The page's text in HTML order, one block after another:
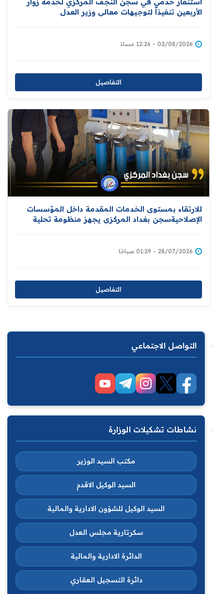
الأربعين تنفيذاً لتوجيهات معالي وزير العدل
02/08/2026 - 12:26 مساءً
التفاصيل
للارتقاء بمستوى الخدمات المقدمة داخل المؤسسات
الإصلاحيةسجن بغداد المركزي يجهز منظومة تحلية
28/07/2026 - 01:29 صباحًا
التفاصيل
التواصل الاجتماعي
نشاطات تشكيلات الوزارة
مكتب السيد الوزير
السيد الوكيل الاقدم
السيد الوكيل للشؤون الادارية والمالية
سكرتارية مجلس العدل
الدائرة الادارية والمالية
دائرة التسجيل العقاري